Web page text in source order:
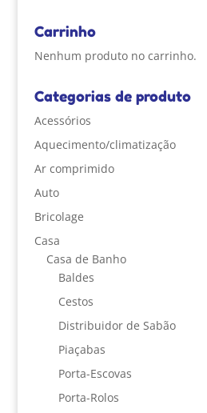
Carrinho
Nenhum produto no carrinho.
Categorias de produto
Acessórios
Aquecimento/climatização
Ar comprimido
Auto
Bricolage
Casa
Casa de Banho
Baldes
Cestos
Distribuidor de Sabão
Piaçabas
Porta-Escovas
Porta-Rolos